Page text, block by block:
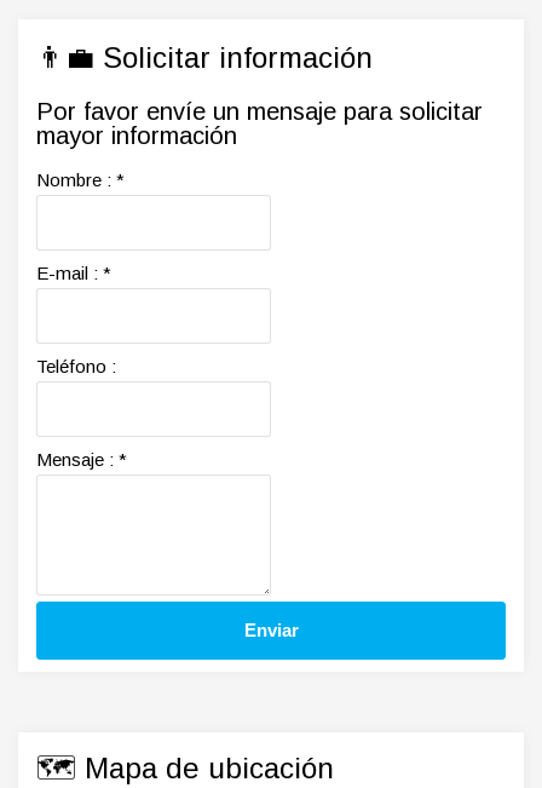
👨‍💼 Solicitar información
Por favor envíe un mensaje para solicitar
mayor información
Nombre : *
E-mail : *
Teléfono :
Mensaje : *
🗺️ Mapa de ubicación